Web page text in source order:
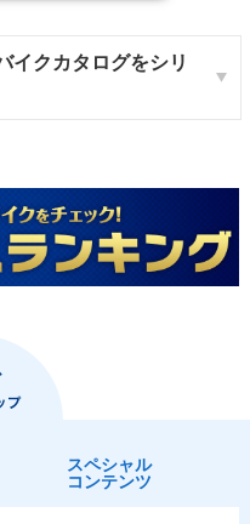
イクカタログをシリ
スペシャル
コンテンツ